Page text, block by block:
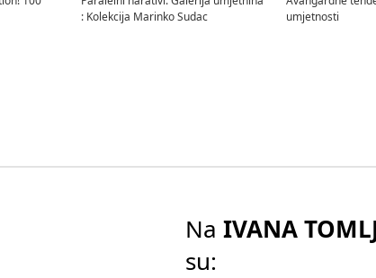
Ivana Tomljenović-Meller, Ivana Tomljenović-Meller,
: Kolekcija Marinko Sudac
umjetnosti
Na IVANA
su: